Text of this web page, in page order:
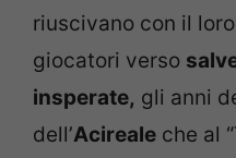
riuscivano con il
giocatori verso
insperate, gli anni
dell’Acireale che al